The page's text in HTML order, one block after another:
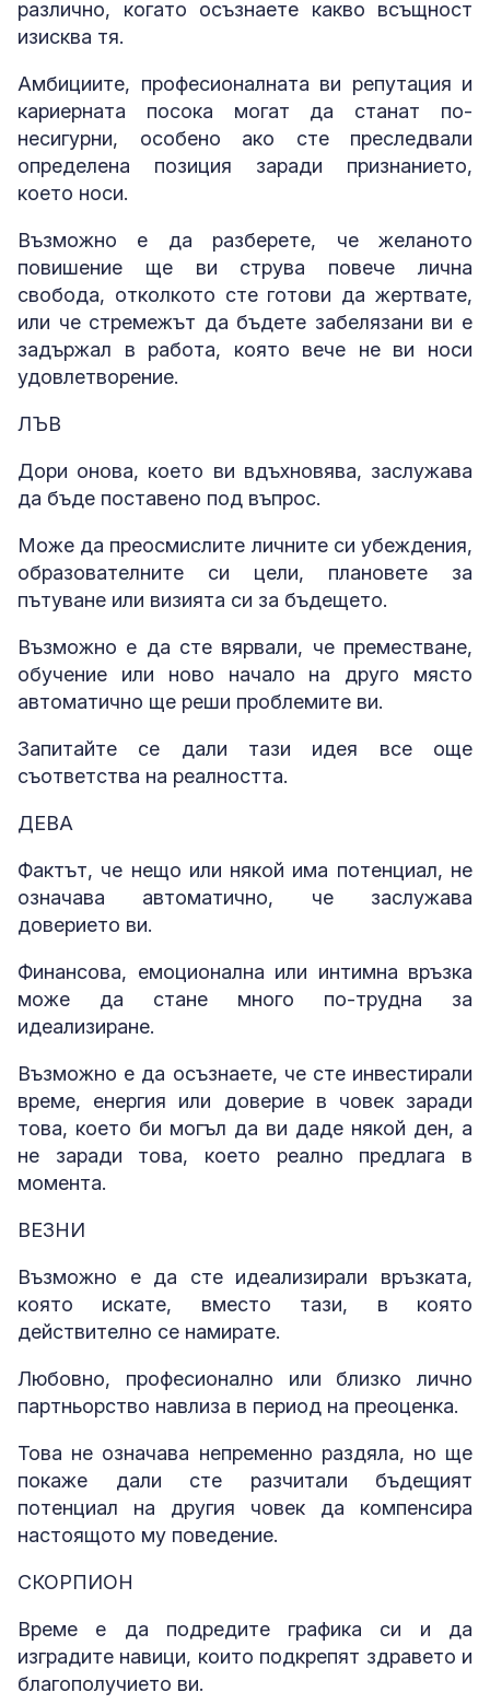
различно, когато осъзнаете какво всъщност
изисква тя.
Амбициите, професионалната ви репутация и
кариерната посока могат да станат по-
несигурни, особено ако сте преследвали
определена позиция заради признанието,
което носи.
Възможно е да разберете, че желаното
повишение ще ви струва повече лична
свобода, отколкото сте готови да жертвате,
или че стремежът да бъдете забелязани ви е
задържал в работа, която вече не ви носи
удовлетворение.
ЛЪВ
Дори онова, което ви вдъхновява, заслужава
да бъде поставено под въпрос.
Може да преосмислите личните си убеждения,
образователните си цели, плановете за
пътуване или визията си за бъдещето.
Възможно е да сте вярвали, че преместване,
обучение или ново начало на друго място
автоматично ще реши проблемите ви.
Запитайте се дали тази идея все още
съответства на реалността.
ДЕВА
Фактът, че нещо или някой има потенциал, не
означава автоматично, че заслужава
доверието ви.
Финансова, емоционална или интимна връзка
може да стане много по-трудна за
идеализиране.
Възможно е да осъзнаете, че сте инвестирали
време, енергия или доверие в човек заради
това, което би могъл да ви даде някой ден, а
не заради това, което реално предлага в
момента.
ВЕЗНИ
Възможно е да сте идеализирали връзката,
която искате, вместо тази, в която
действително се намирате.
Любовно, професионално или близко лично
партньорство навлиза в период на преоценка.
Това не означава непременно раздяла, но ще
покаже дали сте разчитали бъдещият
потенциал на другия човек да компенсира
настоящото му поведение.
СКОРПИОН
Време е да подредите графика си и да
изградите навици, които подкрепят здравето и
благополучието ви.